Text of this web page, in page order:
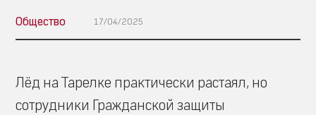
Общество 17/04/2025
Лёд на Тарелке практически растаял, но
сотрудники Гражданской защиты